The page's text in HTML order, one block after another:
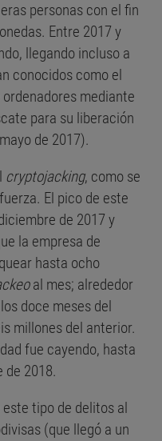
personas con el fin
Entre 2017 y
llegando incluso a
conocidos como el
mediante
para su liberación
de 2017).
cryptojacking, como se
El pico de este
de 2017 y
la empresa de
hasta ocho
al mes; alrededor
doce meses del
millones del anterior.
fue cayendo, hasta
de 2018.
tipo de delitos al
(que llegó a un